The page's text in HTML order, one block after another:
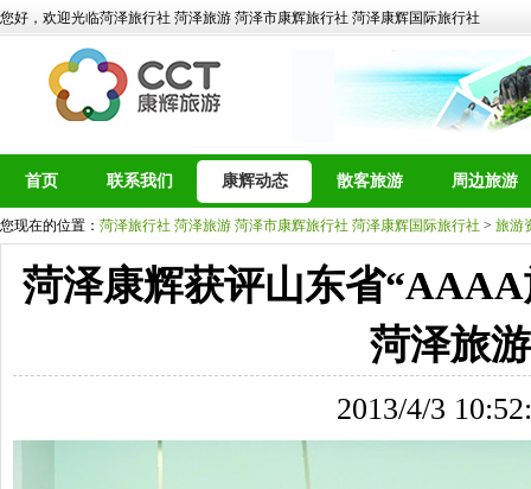
您好，欢迎光临菏泽旅行社 菏泽旅游 菏泽市康辉旅行社 菏泽康辉国际旅行社
首页 联系我们 康辉动态 散客旅游 周边旅游
您现在的位置： 菏泽旅行社 菏泽旅游 菏泽市康辉旅行社 菏泽康辉国际旅行社 > 旅游
菏泽康辉获评山东省
菏泽旅游
2013/4/3